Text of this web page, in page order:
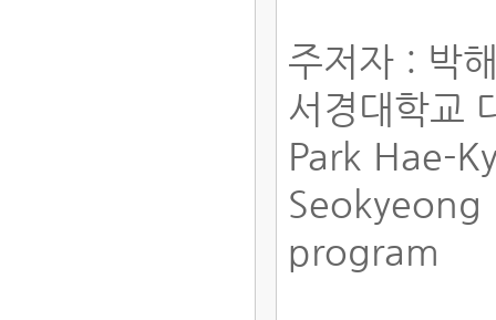
주저자 : 박
서경대학교
Park Hae-
program